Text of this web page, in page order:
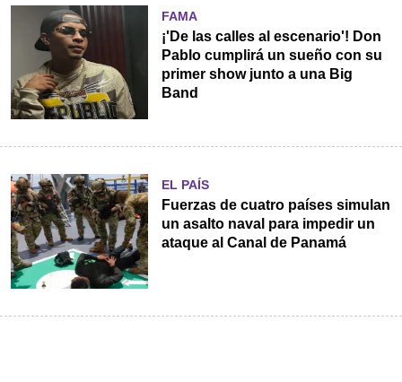
FAMA
¡'De las calles al escenario'! Don
Pablo cumplirá un sueño con su
primer show junto a una Big
Band
EL PAÍS
Fuerzas de cuatro países simulan
un asalto naval para impedir un
ataque al Canal de Panamá